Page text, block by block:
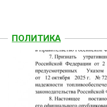
ПОЛИТИКА